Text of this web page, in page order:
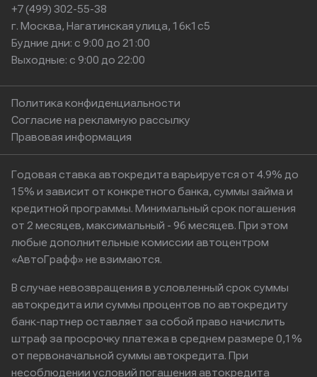
+7 (499) 302-55-38
г. Москва, Нагатинская улица, 16к1с5
Будние дни: с 9:00 до 21:00
Выходные: с 9:00 до 22:00
Политика конфиденциальности
Согласие на рекламную рассылку
Правовая информация
Годовая ставка автокредита варьируется от 4.9% до
15% и зависит от конкретного банка, суммы займа и
кредитной программы. Минимальный срок погашения
от 2 месяцев, максимальный - 96 месяцев. При этом
любые дополнительные комиссии автоцентром
«АвтоГрафф» не взимаются.
В случае невозвращения в условленный срок суммы
автокредита или суммы процентов по автокредиту
банк-партнер оставляет за собой право начислить
штраф за просрочку платежа в среднем размере 0,1%
от первоначальной суммы автокредита. При
несоблюдении условий погашения автокредита